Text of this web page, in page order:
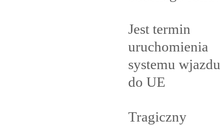
Jest termin
uruchomienia
systemu wjazdu
do UE
Tragiczny